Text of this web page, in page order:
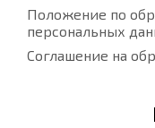
Положение по
персональных
Соглашение на